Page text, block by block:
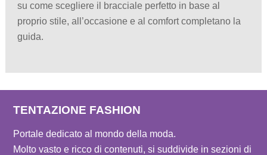
su come scegliere il bracciale perfetto in base al
proprio stile, all’occasione e al comfort completano la
guida.
TENTAZIONE FASHION
Portale dedicato al mondo della moda.
Molto vasto e ricco di contenuti, si suddivide in sezioni di